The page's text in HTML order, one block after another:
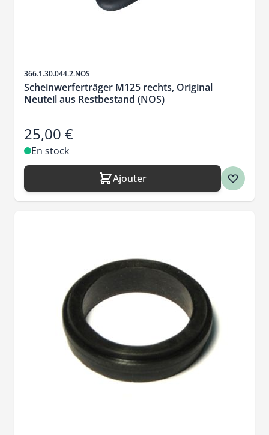
SKU
366.1.30.044.2.NOS
Scheinwerferträger M125 rechts, Original
Neuteil aus Restbestand (NOS)
25,00 €
En stock
Ajouter